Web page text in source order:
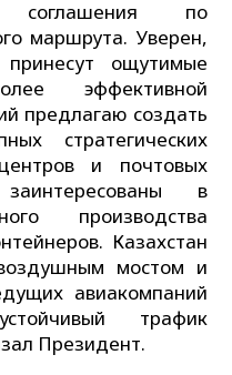
соглашения по
маршрута. Уверен,
ощутимые
эффективной
предлагаю создать
стратегических
и почтовых
в
производства
Казахстан
мостом и
авиакомпаний
трафик
Президент.